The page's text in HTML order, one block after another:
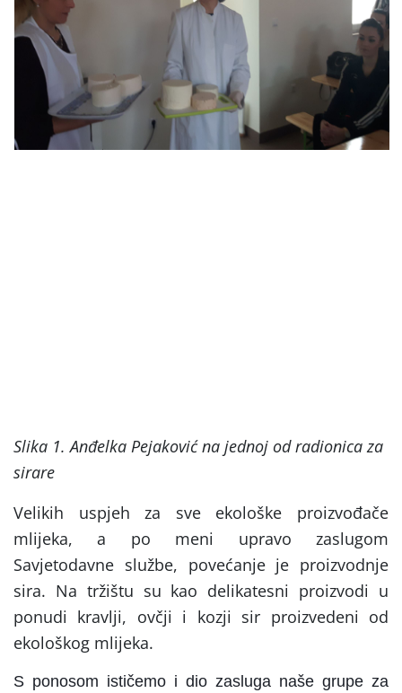
Slika 1. Anđelka Pejaković na jednoj od radionica za
sirare
Velikih uspjeh za sve ekološke proizvođače
mlijeka, a po meni upravo zaslugom
Savjetodavne službe, povećanje je proizvodnje
sira. Na tržištu su kao delikatesni proizvodi u
ponudi kravlji, ovčji i kozji sir proizvedeni od
ekološkog mlijeka.
S ponosom ističemo i dio zasluga naše grupe za